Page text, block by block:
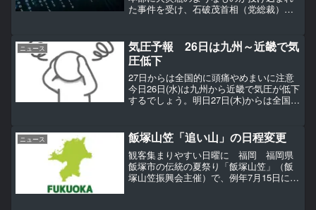
た事件を受け、石破茂首相（党総裁）は
ういう暴力に屈することがあっては絶対
にならないと思っている...
ニュース
気圧予報 26日は九州～近畿で気
圧低下
27日からは全国的に頭痛やめまいに注意
今日26日(水)は九州から近畿で気圧が低下
するでしょう。明日27日(木)からは全国的
どにご注意ください。梅雨空が続く 頭
痛やめまい...
ニュース 飯塚山笠「追い山」の日程変更
観客集まりやすい日曜に 福岡 福岡県
飯塚市の伝統の夏祭り「飯塚山笠」（飯
塚山笠振興会主催）で、例年7月15日に実